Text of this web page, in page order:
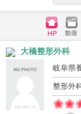
ホームペ
ージ
動画
大橋整形外科
岐阜県
整形外